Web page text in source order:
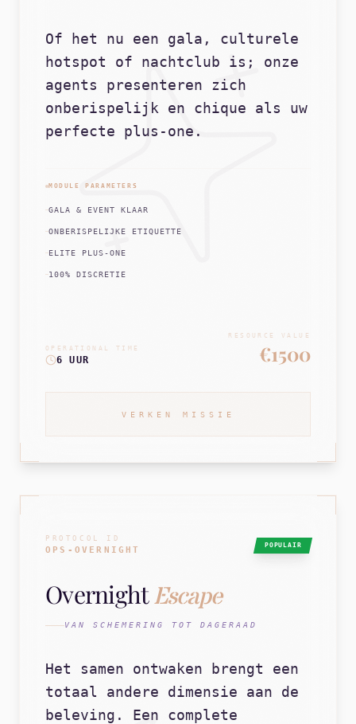
Of het nu een gala, culturele
hotspot of nachtclub is; onze
agents presenteren zich
onberispelijk en chique als uw
perfecte plus-one.
MODULE PARAMETERS
GALA & EVENT KLAAR
ONBERISPELIJKE ETIQUETTE
ELITE PLUS-ONE
100% DISCRETIE
OPERATIONAL TIME
6 UUR
RESOURCE VALUE
€1500
VERKEN MISSIE
PROTOCOL ID
OPS-OVERNIGHT POPULAIR
OvernightEscape
VAN SCHEMERING TOT DAGERAAD
Het samen ontwaken brengt een
totaal andere dimensie aan de
beleving. Een complete